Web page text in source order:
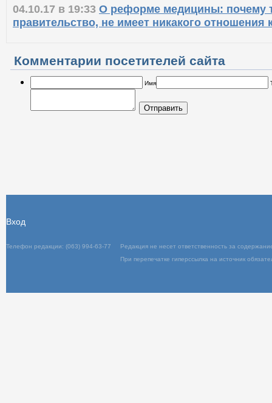
04.10.17 в 19:33 О реформе медицины: почему
правительство, не имеет никакого
Комментарии посетителей сайта
Имя
Отправить
Телефон редакции: (063) 994-63-77
При